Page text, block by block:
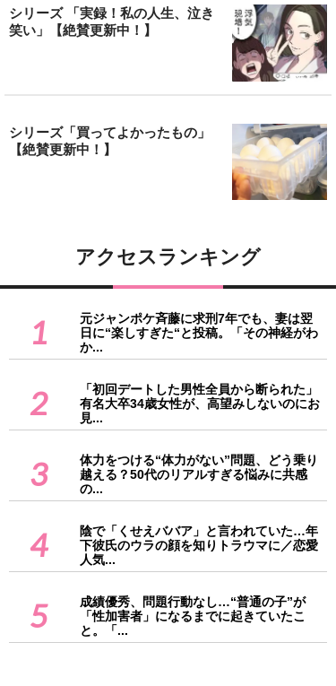
シリーズ 「実録！私の人生、泣き
笑い」【絶賛更新中！】
シリーズ「買ってよかったもの」
【絶賛更新中！】
アクセスランキング
1
元ジャンポケ斉藤に求刑7年でも、妻は翌
日に“楽しすぎた“と投稿。「その神経がわ
か...
2
「初回デートした男性全員から断られた」
有名大卒34歳女性が、高望みしないのにお
見...
3
体力をつける“体力がない”問題、どう乗り
越える？50代のリアルすぎる悩みに共感
の...
4
陰で「くせえババア」と言われていた…年
下彼氏のウラの顔を知りトラウマに／恋愛
人気...
5
成績優秀、問題行動なし…“普通の子”が
「性加害者」になるまでに起きていたこ
と。「...